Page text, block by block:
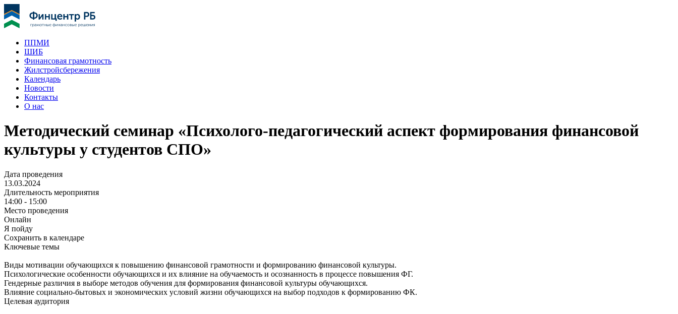
ППМИ
ШИБ
Финансовая грамотность
Жилстройсбережения
Календарь
Новости
Контакты
О нас
Методический семинар «Психолого-педагогический аспект формирования финансовой
культуры у студентов СПО»
Дата проведения
13.03.2024
Длительность мероприятия
14:00 - 15:00
Место проведения
Онлайн
Я пойду
Сохранить в календаре
Ключевые темы
Виды мотивации обучающихся к повышению финансовой грамотности и формированию финансовой культуры.
Психологические особенности обучающихся и их влияние на обучаемость и осознанность в процессе повышения ФГ.
Гендерные различия в выборе методов обучения для формирования финансовой культуры обучающихся.
Влияние социально-бытовых и экономических условий жизни обучающихся на выбор подходов к формированию ФК.
Целевая аудитория